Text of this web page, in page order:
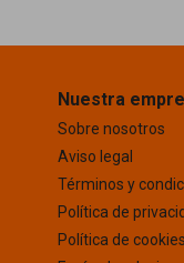
Nuestra
Sobre nosotros
Aviso legal
Términos y
Política de
Política de cookies